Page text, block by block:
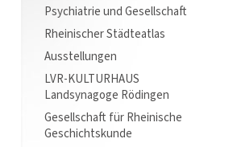
Psychiatrie und Gesellschaft
Rheinischer Städteatlas
Ausstellungen
LVR-KULTURHAUS
Landsynagoge Rödingen
Gesellschaft für Rheinische
Geschichtskunde